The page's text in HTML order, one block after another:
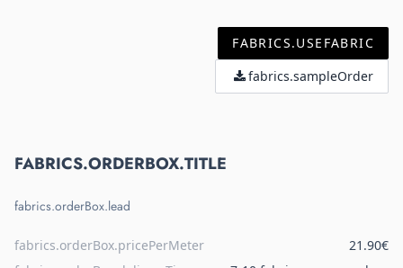
FABRICS.USEFABRIC
fabrics.sampleOrder
FABRICS.ORDERBOX.TITLE
fabrics.orderBox.lead
fabrics.orderBox.pricePerMeter
21.90€